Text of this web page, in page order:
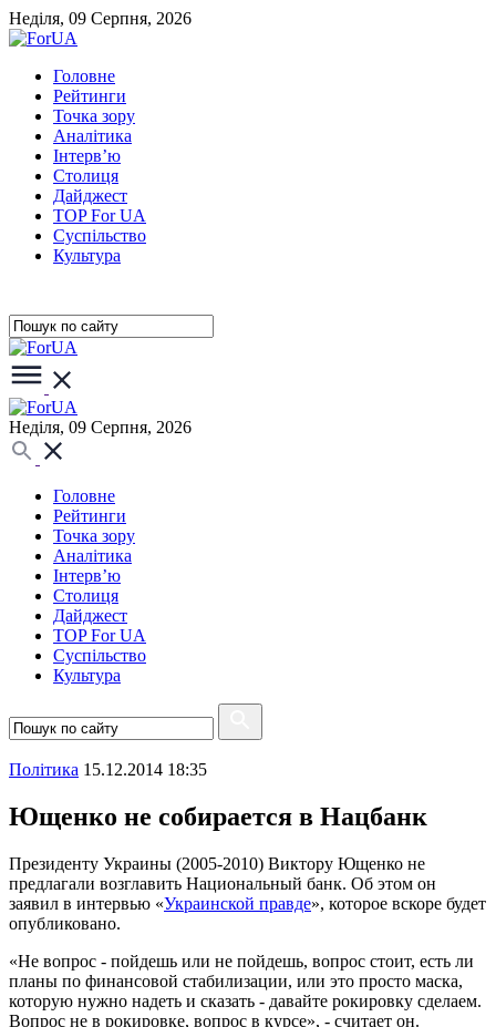
Неділя, 09 Серпня, 2026
Головне
Рейтинги
Точка зору
Аналітика
Інтерв’ю
Столиця
Дайджест
TOP For UA
Суспiльство
Культура
Неділя, 09 Серпня, 2026
Головне
Рейтинги
Точка зору
Аналітика
Інтерв’ю
Столиця
Дайджест
TOP For UA
Суспiльство
Культура
Полiтика 15.12.2014 18:35
Ющенко не собирается в Нацбанк
Президенту Украины (2005-2010) Виктору Ющенко не
предлагали возглавить Национальный банк. Об этом он
заявил в интервью «Украинской правде», которое вскоре будет
опубликовано.
«Не вопрос - пойдешь или не пойдешь, вопрос стоит, есть ли
планы по финансовой стабилизации, или это просто маска,
которую нужно надеть и сказать - давайте рокировку сделаем.
Вопрос не в рокировке, вопрос в курсе», - считает он.